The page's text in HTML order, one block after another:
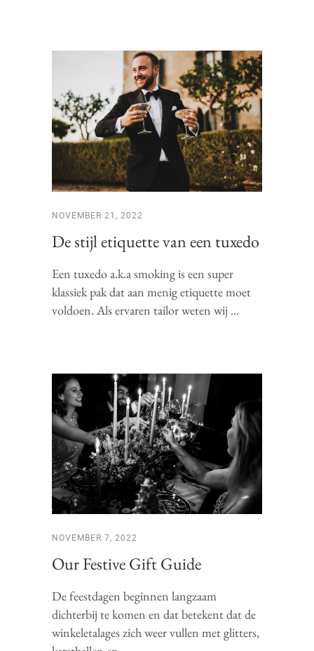
NOVEMBER 21, 2022
De stijl etiquette van een tuxedo
Een tuxedo a.k.a smoking is een super
klassiek pak dat aan menig etiquette moet
voldoen. Als ervaren tailor weten wij
NOVEMBER 7, 2022
Our Festive Gift Guide
De feestdagen beginnen langzaam
dichterbij te komen en dat betekent dat de
winkeletalages zich weer vullen met glitters,